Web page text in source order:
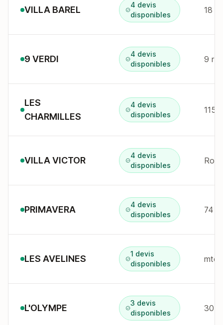
VILLA BAREL
4 devis
disponibles
18
9 VERDI
4 devis
disponibles
9 r
LES
CHARMILLES
4 devis
disponibles
115
VILLA VICTOR
4 devis
disponibles
PRIMAVERA
4 devis
disponibles
74
LES AVELINES
1 devis
disponibles
mte
L'OLYMPE
3 devis
disponibles
30